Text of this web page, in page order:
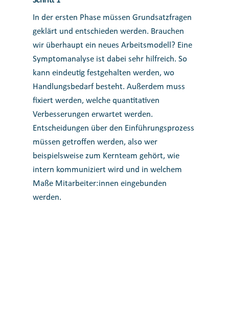
In der ersten Phase müssen Grundsatzfragen
geklärt und entschieden werden. Brauchen
wir überhaupt ein neues Arbeitsmodell? Eine
Symptomanalyse ist dabei sehr hilfreich. So
kann eindeutig festgehalten werden, wo
Handlungsbedarf besteht. Außerdem muss
fixiert werden, welche quantitativen
Verbesserungen erwartet werden.
Entscheidungen über den Einführungsprozess
müssen getroffen werden, also wer
beispielsweise zum Kernteam gehört, wie
intern kommuniziert wird und in welchem
Maße Mitarbeiter:innen eingebunden
werden.